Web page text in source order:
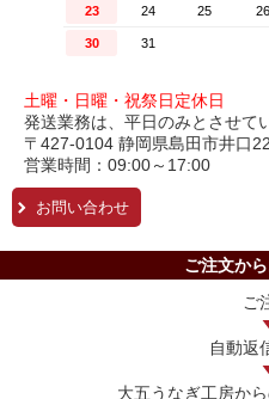
土曜・日曜・祝祭日定休日
発送業務は、平日のみとさせて
〒427-0104 静岡県島田市井口
営業時間：09:00～17:00
お問い合わせ
ご注文か
ご
自動返
大五うなぎ工房か